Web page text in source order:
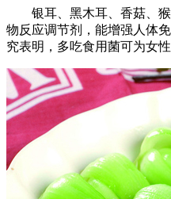
银耳、黑木耳、香菇、猴
物反应调节剂，能增强人体
究表明，多吃食用菌可为女